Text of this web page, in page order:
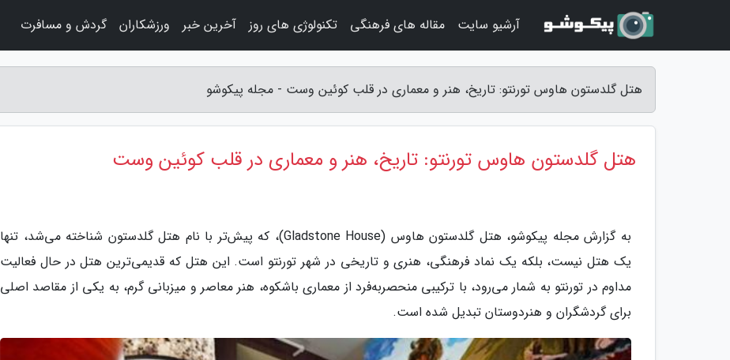
هتل گلدستون هاوس تورنتو: تاریخ، هنر و معماری در قلب کوئین وست - مجله پیکوشو
هتل گلدستون هاوس تورنتو: تاریخ، هنر و معماری در قلب کوئین وست
به گزارش مجله پیکوشو، هتل گلدستون هاوس (Gladstone House)، که پیش‌تر با نام هتل گلدستون شناخته می‌شد، تنها
یک هتل نیست، بلکه یک نماد فرهنگی، هنری و تاریخی در شهر تورنتو است. این هتل که قدیمی‌ترین هتل در حال فعالیت
مداوم در تورنتو به شمار می‌رود، با ترکیبی منحصربه‌فرد از معماری باشکوه، هنر معاصر و میزبانی گرم، به یکی از مقاصد اصلی
برای گردشگران و هنردوستان تبدیل شده است.
آرشیو سایت مقاله های فرهنگی تکنولوژی های روز آخرین خبر ورزشکاران گردش و مسافرت